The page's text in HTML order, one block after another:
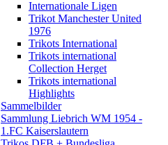
Internationale Ligen
Trikot Manchester United
1976
Trikots International
Trikots international
Collection Herget
Trikots international
Highlights
Sammelbilder
Sammlung Liebrich WM 1954 -
1.FC Kaiserslautern